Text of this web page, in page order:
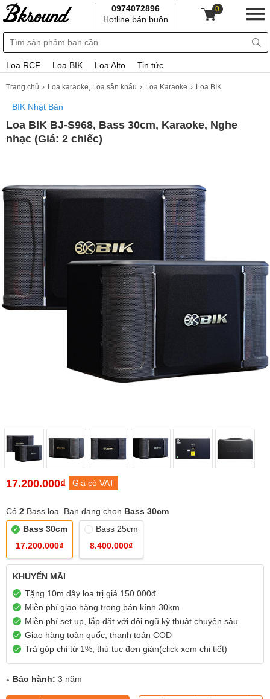
0974072896
Hotline bán buôn
0
Loa RCF Loa BIK Loa Alto Tin tức
Trang chủ Loa karaoke, Loa sân khấu Loa Karaoke Loa BIK
BIK Nhật Bản
Loa BIK BJ-S968, Bass 30cm, Karaoke, Nghe
nhạc (Giá: 2 chiếc)
17.200.000₫ Giá có VAT
Có 2 Bass loa. Bạn đang chọn Bass 30cm
Bass 30cm
17.200.000₫
Bass 25cm
8.400.000₫
KHUYẾN MÃI
Tặng 10m dây loa trị giá 150.000đ
Miễn phí giao hàng trong bán kính 30km
Miễn phí set up, lắp đặt với đội ngũ kỹ thuật chuyên sâu
Giao hàng toàn quốc, thanh toán COD
Trả góp chỉ từ 1%, thủ tục đơn giản(click xem chi tiết)
Bảo hành: 3 năm